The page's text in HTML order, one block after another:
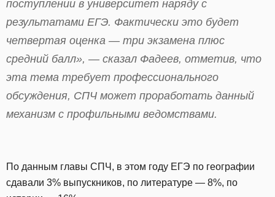
поступлении в университет наряду с
результатами ЕГЭ. Фактически это будет
четвертая оценка — три экзамена плюс
средний балл», — сказал Фадеев, отметив, что
эта тема требует профессионального
обсуждения, СПЧ может проработать данный
механизм с профильными ведомствами.
По данным главы СПЧ, в этом году ЕГЭ по географии
сдавали 3% выпускников, по литературе — 8%, по